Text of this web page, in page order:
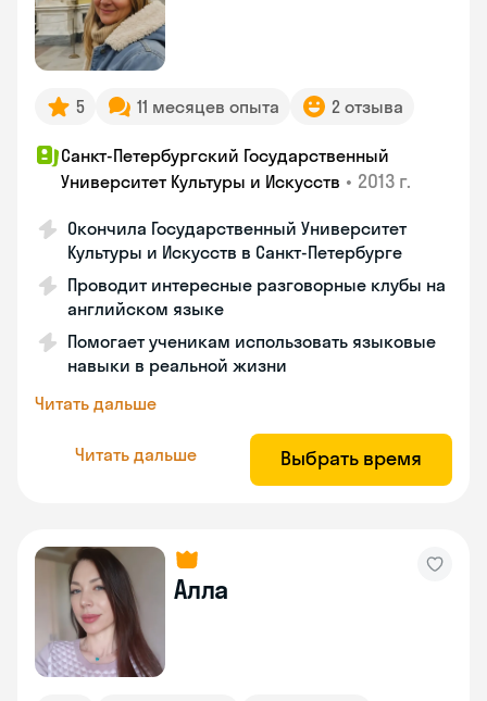
5 11 месяцев опыта 2 отзыва
Санкт-Петербургский Государственный
Университет Культуры и Искусств • 2013 г.
Окончила Государственный Университет
Культуры и Искусств в Санкт-Петербурге
Проводит интересные разговорные клубы на
английском языке
Помогает ученикам использовать языковые
навыки в реальной жизни
Читать дальше
Читать дальше Выбрать время
Алла